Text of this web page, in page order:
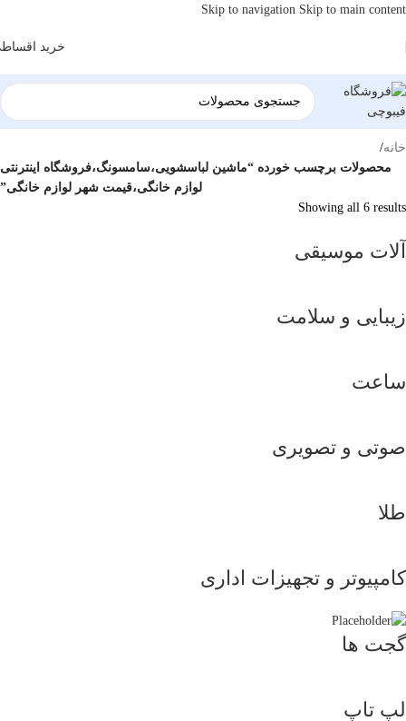
Skip to navigation Skip to main content
خرید
خانه/
محصولات برچسب خورده “ماشین لباسشویی،سامسونگ،فروشگاه اینترنتی
لوازم خانگی،قیمت شهر لوازم خانگی”
Showing all 6 results
آلات موسیقی
زیبایی و سلامت
ساعت
صوتی و تصویری
طلا
کامپیوتر و تجهیزات اداری
گجت ها
لپ تاپ